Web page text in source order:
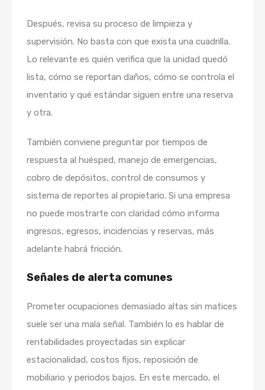
Después, revisa su proceso de limpieza y
supervisión. No basta con que exista una cuadrilla.
Lo relevante es quién verifica que la unidad quedó
lista, cómo se reportan daños, cómo se controla el
inventario y qué estándar siguen entre una reserva
y otra.
También conviene preguntar por tiempos de
respuesta al huésped, manejo de emergencias,
cobro de depósitos, control de consumos y
sistema de reportes al propietario. Si una empresa
no puede mostrarte con claridad cómo informa
ingresos, egresos, incidencias y reservas, más
adelante habrá fricción.
Señales de alerta comunes
Prometer ocupaciones demasiado altas sin matices
suele ser una mala señal. También lo es hablar de
rentabilidades proyectadas sin explicar
estacionalidad, costos fijos, reposición de
mobiliario y periodos bajos. En este mercado, el